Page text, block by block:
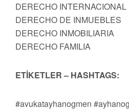
DERECHO INTERNACIONAL
DERECHO DE INMUEBLES
DERECHO INMOBILIARIA
DERECHO FAMILIA
ETİKETLER – HASHTAGS:
#avukatayhanogmen